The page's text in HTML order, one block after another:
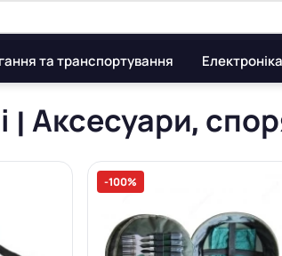
та транспортування Електроніка
| Аксесуари,
-100%